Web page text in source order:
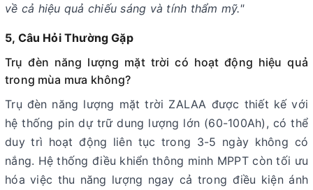
về cả hiệu quả chiếu sáng và tính thẩm mỹ."
5, Câu Hỏi Thường Gặp
Trụ đèn năng lượng mặt trời có hoạt động hiệu quả
trong mùa mưa không?
Trụ đèn năng lượng mặt trời ZALAA được thiết kế với
hệ thống pin dự trữ dung lượng lớn (60-100Ah), có thể
duy trì hoạt động liên tục trong 3-5 ngày không có
nắng. Hệ thống điều khiển thông minh MPPT còn tối ưu
hóa việc thu năng lượng ngay cả trong điều kiện ánh